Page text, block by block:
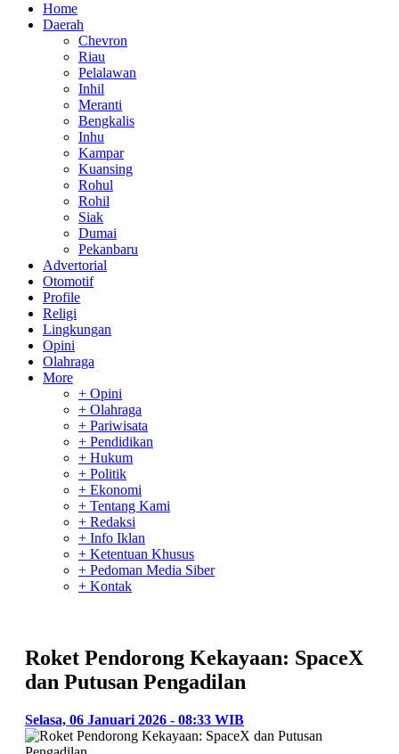
Home
Daerah
Chevron
Riau
Pelalawan
Inhil
Meranti
Bengkalis
Inhu
Kampar
Kuansing
Rohul
Rohil
Siak
Dumai
Pekanbaru
Advertorial
Otomotif
Profile
Religi
Lingkungan
Opini
Olahraga
More
+ Opini
+ Olahraga
+ Pariwisata
+ Pendidikan
+ Hukum
+ Politik
+ Ekonomi
+ Tentang Kami
+ Redaksi
+ Info Iklan
+ Ketentuan Khusus
+ Pedoman Media Siber
+ Kontak
Roket Pendorong Kekayaan: SpaceX
dan Putusan Pengadilan
Selasa, 06 Januari 2026 - 08:33 WIB